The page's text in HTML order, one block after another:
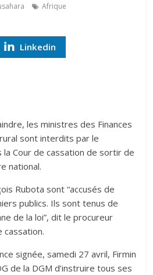
Afrique
Linkedin
les ministres des Finances
sont interdits par le
Cour de cassation de sortir de
national.
Rubota sont “accusés de
publics. Ils sont tenus de
de la loi”, dit le procureur
cassation.
signée, samedi 27 avril, Firmin
de la DGM d’instruire tous ses